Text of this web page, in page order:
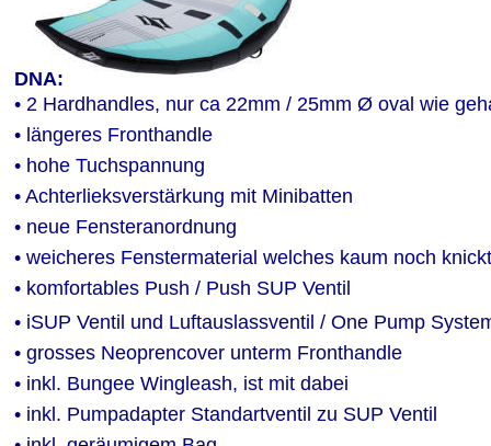
DNA:
• 2 Hardhandles, nur ca 22mm / 25mm Ø oval wie
• längeres Fronthandle
• hohe Tuchspannung
• Achterlieksverstärkung mit Minibatten
• neue Fensteranordnung
• weicheres Fenstermaterial welches kaum noch knickt
• komfortables Push / Push SUP Ventil
• iSUP Ventil und Luftauslassventil / One Pump
• grosses Neoprencover unterm Fronthandle
• inkl. Bungee Wingleash, ist mit dabei
• inkl. Pumpadapter Standartventil zu SUP Ventil